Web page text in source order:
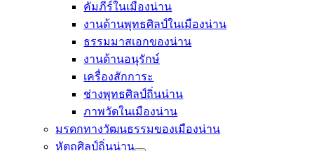
คัมภีร์ในเมืองน่าน
งานด้านพุทธศิลป์ในเมืองน่าน
ธรรมมาสเอกของน่าน
งานด้านอนุรักษ์
เครื่องสักการะ
ช่างพุทธศิลป์ถิ่นน่าน
ภาพวัดในเมืองน่าน
มรดกทางวัฒนธรรมของเมืองน่าน
หัตถศิลป์ถิ่นน่าน